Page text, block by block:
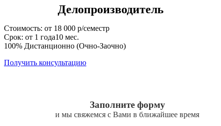
Делопроизводитель
Стоимость: от 18 000 р/семестр
Срок: от 1 года10 мес.
100% Дистанционно (Очно-Заочно)
Получить консультацию
Заполните форму
и мы свяжемся с Вами в ближайшее время